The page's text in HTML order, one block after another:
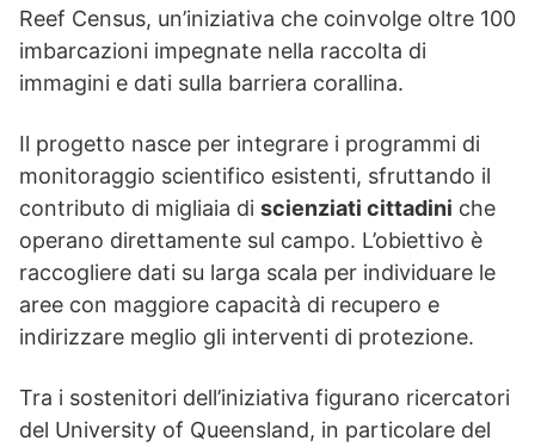
Reef Census, un’iniziativa che coinvolge oltre 100
imbarcazioni impegnate nella raccolta di
immagini e dati sulla barriera corallina.
Il progetto nasce per integrare i programmi di
monitoraggio scientifico esistenti, sfruttando il
contributo di migliaia di scienziati cittadini che
operano direttamente sul campo. L’obiettivo è
raccogliere dati su larga scala per individuare le
aree con maggiore capacità di recupero e
indirizzare meglio gli interventi di protezione.
Tra i sostenitori dell’iniziativa figurano ricercatori
del University of Queensland, in particolare del